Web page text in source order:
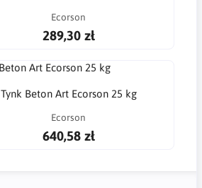
Ecorson
289,30 zł
Tynk Beton Art Ecorson 25 kg
Ecorson
640,58 zł